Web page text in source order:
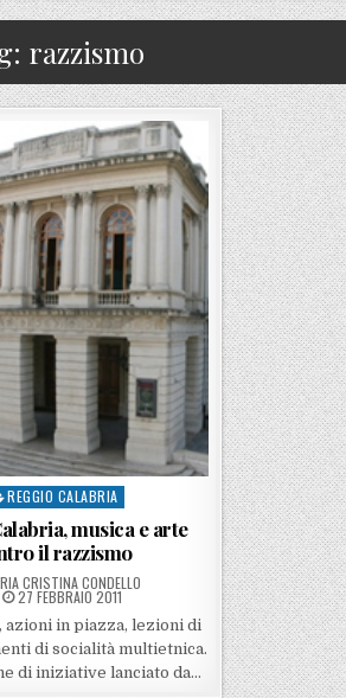
razzismo
in
REGGIO CALABRIA
musica e arte
il razzismo
BY
CRISTINA CONDELLO
POSTED ON
27 FEBBRAIO 2011
azioni in piazza, lezioni di
di socialità multietnica.
di iniziative lanciato da…